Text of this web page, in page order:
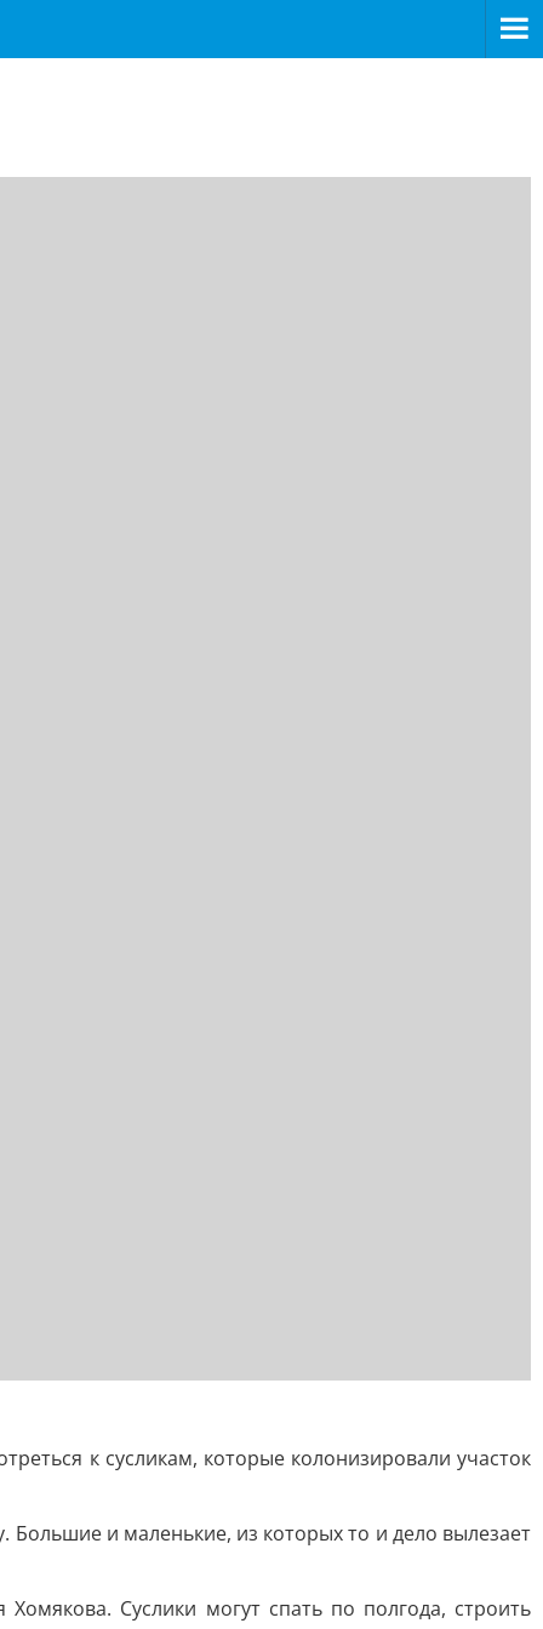
к сусликам, которые колонизировали участок
Большие и маленькие, из которых то и дело вылезает
Суслики могут спать по полгода, строить